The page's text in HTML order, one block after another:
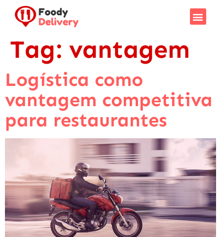
Tag: vantagem
Logística como
vantagem competitiva
para restaurantes